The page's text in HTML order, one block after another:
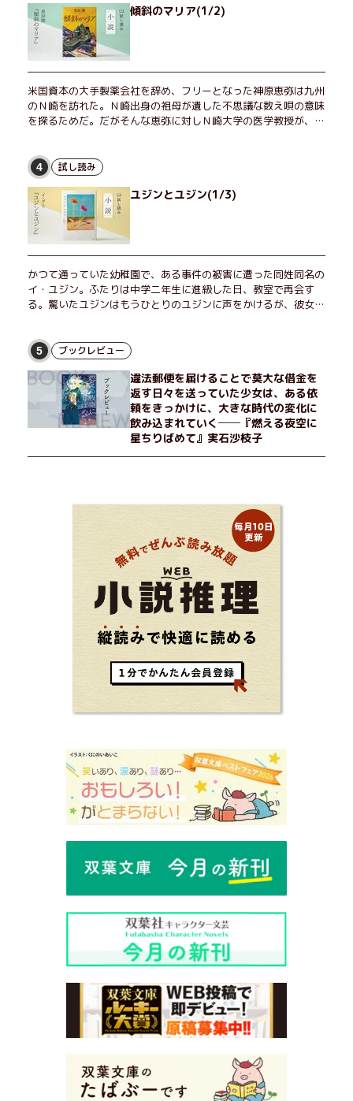
傾斜のマリア(1/2)
米国資本の大手製薬会社を辞め、フリーとなった神原恵弥は九州
のＮ崎を訪れた。Ｎ崎出身の祖母が遺した不思議な数え唄の意味
を探るためだ。だがそんな恵弥に対しＮ崎大学の医学教授が、米
恵弥は、まるで影のような存在の博士とまみえることはできるの
か？ そして、唄の歌詞「かたむくマリア」に込められた秘密と
は？ 謎めいたラストが鮮烈な余韻を残すシリーズ第四作！
4 試し読み
ユジンとユジン(1/3)
かつて通っていた幼稚園で、ある事件の被害に遭った同姓同名の
イ・ユジン。ふたりは中学二年生に進級した日、教室で再会す
る。驚いたユジンはもうひとりのユジンに声をかけるが、彼女は
トセラー小説の邦訳版。
5 ブックレビュー
違法郵便を届けることで莫大な借金を
返す日々を送っていた少女は、ある依
頼をきっかけに、大きな時代の変化に
飲み込まれていく──『燃える夜空に
星ちりばめて』実石沙枝子